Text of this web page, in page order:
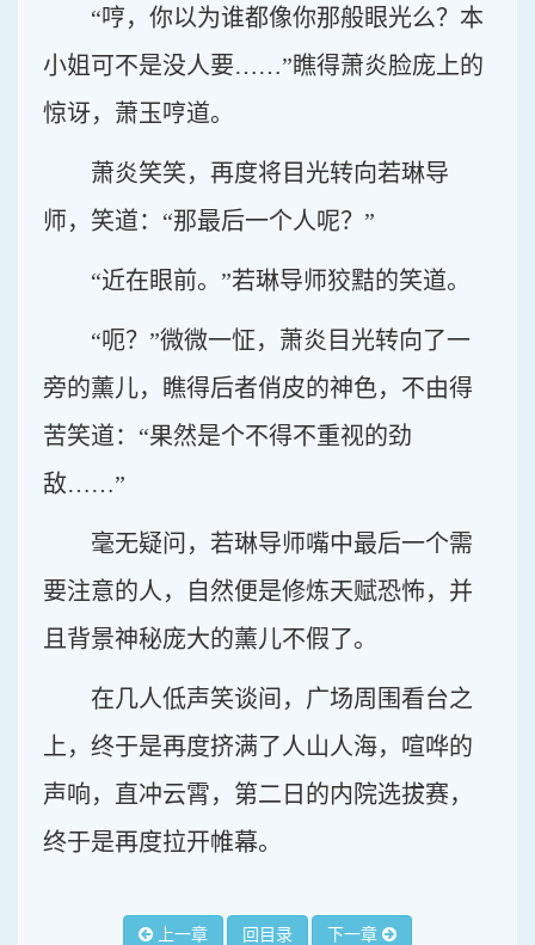
“哼，你以为谁都像你那般眼光么？本
小姐可不是没人要……”瞧得萧炎脸庞上的
惊讶，萧玉哼道。
萧炎笑笑，再度将目光转向若琳导
师，笑道：“那最后一个人呢？”
“近在眼前。”若琳导师狡黠的笑道。
“呃？”微微一怔，萧炎目光转向了一
旁的薰儿，瞧得后者俏皮的神色，不由得
苦笑道：“果然是个不得不重视的劲
敌……”
毫无疑问，若琳导师嘴中最后一个需
要注意的人，自然便是修炼天赋恐怖，并
且背景神秘庞大的薰儿不假了。
在几人低声笑谈间，广场周围看台之
上，终于是再度挤满了人山人海，喧哗的
声响，直冲云霄，第二日的内院选拔赛，
终于是再度拉开帷幕。
上一章 回目录 下一章